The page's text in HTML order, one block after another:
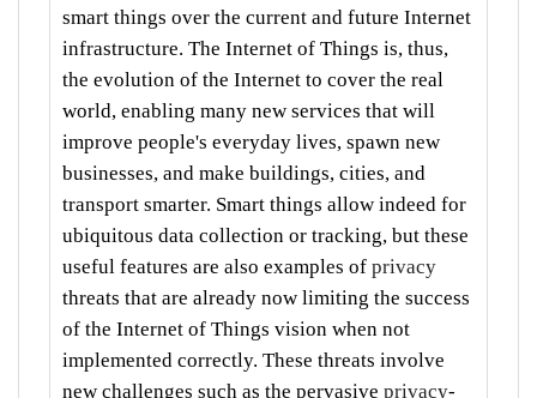
smart things over the current and future Internet
infrastructure. The Internet of Things is, thus,
the evolution of the Internet to cover the real
world, enabling many new services that will
improve people's everyday lives, spawn new
businesses, and make buildings, cities, and
transport smarter. Smart things allow indeed for
ubiquitous data collection or tracking, but these
useful features are also examples of privacy
threats that are already now limiting the success
of the Internet of Things vision when not
implemented correctly. These threats involve
new challenges such as the pervasive privacy-